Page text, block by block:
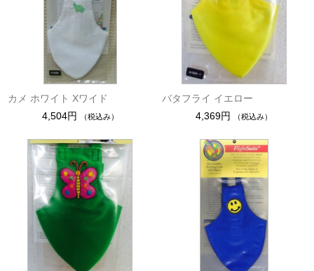
カメ ホワイト Xワイド
4,504円
（税込み）
バタフライ イエロー
4,369円
（税込み）